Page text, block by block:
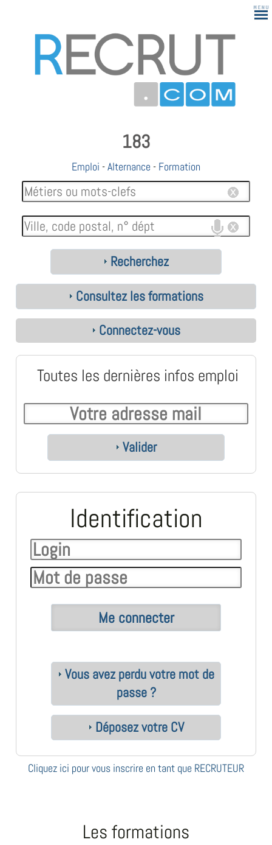
183
Emploi -Alternance - Formation
Recherchez
Consultez les formations
Connectez-vous
Toutes les dernières infos emploi
Valider
Identification
Vous avez perdu votre mot de
passe ?
Déposez votre CV
Cliquez ici pour vous inscrire en tant que RECRUTEUR
Les formations